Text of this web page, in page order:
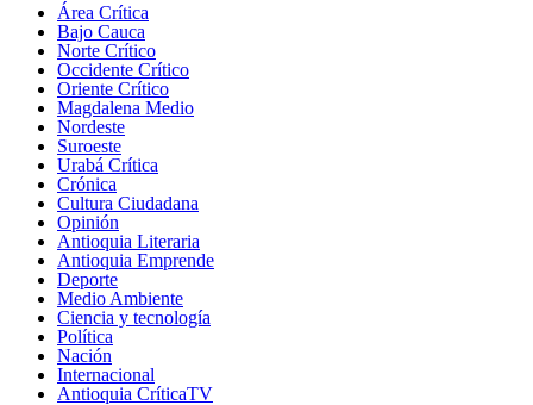
Área Crítica
Bajo Cauca
Norte Crítico
Occidente Crítico
Oriente Crítico
Magdalena Medio
Nordeste
Suroeste
Urabá Crítica
Crónica
Cultura Ciudadana
Opinión
Antioquia Literaria
Antioquia Emprende
Deporte
Medio Ambiente
Ciencia y tecnología
Política
Nación
Internacional
Antioquia CríticaTV